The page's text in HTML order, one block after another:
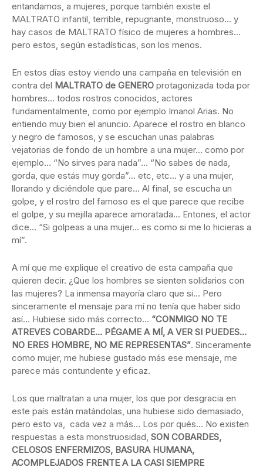
entandamos, a mujeres, porque también existe el
MALTRATO infantil, terrible, repugnante, monstruoso… y
hay casos de MALTRATO físico de mujeres a hombres…
pero estos, según estadísticas, son los menos.
En estos días estoy viendo una campaña en televisión en
contra del MALTRATO de GENERO protagonizada toda por
hombres… todos rostros conocidos, actores
fundamentalmente, como por ejemplo Imanol Arias. No
entiendo muy bien el anuncio. Aparece el rostro en blanco
y negro de famosos, y se escuchan unas palabras
vejatorias de fondo de un hombre a una mujer… como por
ejemplo… “No sirves para nada”… “No sabes de nada,
gorda, que estás muy gorda”… etc, etc… y a una mujer,
llorando y diciéndole que pare… Al final, se escucha un
golpe, y el rostro del famoso es el que parece que recibe
el golpe, y su mejilla aparece amoratada… Entones, el actor
dice… “Si golpeas a una mujer… es como si me lo hicieras a
mí”.
A mí que me explique el creativo de esta campaña que
quieren decir. ¿Que los hombres se sienten solidarios con
las mujeres? La inmensa mayoría claro que si… Pero
sinceramente el mensaje para mí no tenía que haber sido
así… Hubiese sido más correcto… “CONMIGO NO TE
ATREVES COBARDE… PÉGAME A MÍ, A VER SI PUEDES…
NO ERES HOMBRE, NO ME REPRESENTAS”. Sinceramente
como mujer, me hubiese gustado más ese mensaje, me
parece más contundente y eficaz.
Los que maltratan a una mujer, los que por desgracia en
este país están matándolas, una hubiese sido demasiado,
pero esto va, cada vez a más… Los por qués… No existen
respuestas a esta monstruosidad, SON COBARDES,
CELOSOS ENFERMIZOS, BASURA HUMANA,
ACOMPLEJADOS FRENTE A LA CASI SIEMPRE